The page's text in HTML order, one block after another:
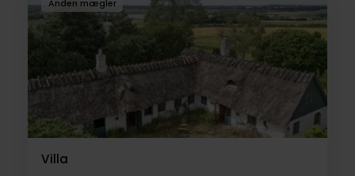
Anden mægler
Villa